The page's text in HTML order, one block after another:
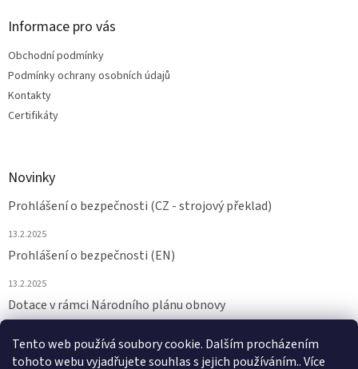
Tento web používá soubory cookie. Dalším procházením
tohoto webu vyjadřujete souhlas s jejich používáním.. Více
Informace pro vás
Obchodní podmínky
Podmínky ochrany osobních údajů
Kontakty
Certifikáty
Novinky
Prohlášení o bezpečnosti (CZ - strojový překlad)
13.2.2025
Prohlášení o bezpečnosti (EN)
13.2.2025
Dotace v rámci Národního plánu obnovy
ARCHIV